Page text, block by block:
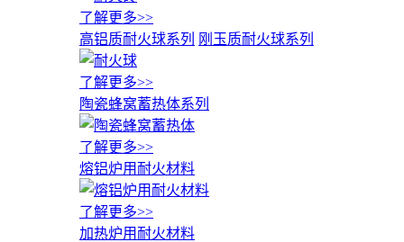
了解更多>>
高铝质耐火球系列 刚玉质耐火球系列
了解更多>>
陶瓷蜂窝蓄热体系列
了解更多>>
熔铝炉用耐火材料
了解更多>>
加热炉用耐火材料